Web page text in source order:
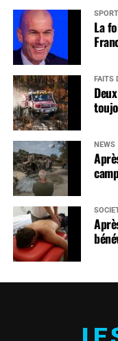
La
FAITS
NEWS